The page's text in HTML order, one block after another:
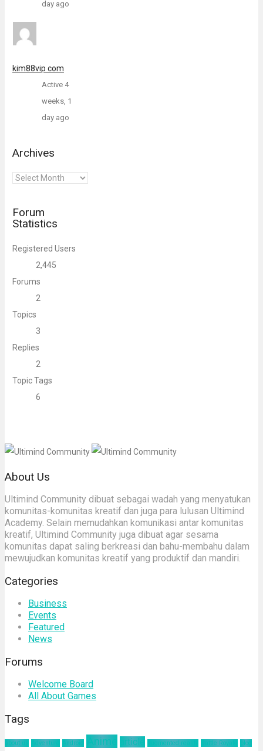
day ago
kim88vip com
Active 4
weeks, 1
day ago
Archives
Archives
Forum
Statistics
Registered Users
2,445
Forums
2
Topics
3
Replies
2
Topic Tags
6
About Us
Ultimind Community dibuat sebagai wadah yang menyatukan
komunitas-komunitas kreatif dan juga para lulusan Ultimind
Academy. Selain memudahkan komunikasi antar komunitas
kreatif, Ultimind Community juga dibuat agar sesama
komunitas dapat saling berkreasi dan bahu-membahu dalam
mewujudkan komunitas kreatif yang produktif dan mandiri.
Categories
Business
Events
Featured
News
Forums
Welcome Board
All About Games
Tags
about us Adventure Android Anime article augmented reality Battle Royale
blog